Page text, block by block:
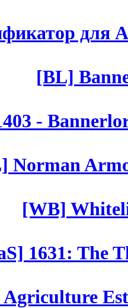
для
[BL]
-
Norman
[WB]
1631: The